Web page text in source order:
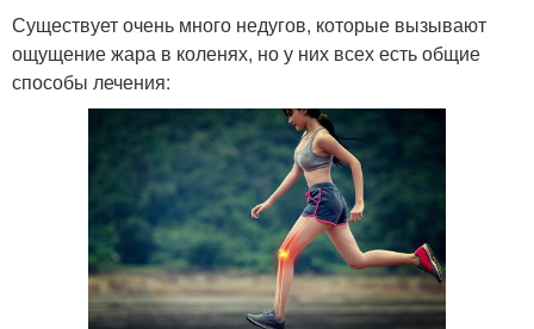
Существует очень много недугов, которые вызывают
ощущение жара в коленях, но у них всех есть общие
способы лечения: